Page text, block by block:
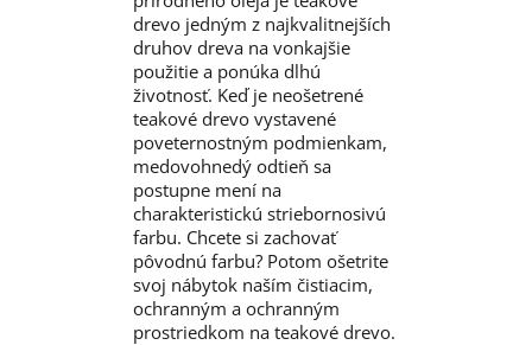
drevo jedným z najkvalitnejších
druhov dreva na vonkajšie
použitie a ponúka dlhú
životnosť. Keď je neošetrené
teakové drevo vystavené
poveternostným podmienkam,
medovohnedý odtieň sa
postupne mení na
charakteristickú striebornosivú
farbu. Chcete si zachovať
pôvodnú farbu? Potom ošetrite
svoj nábytok naším čistiacim,
ochranným a ochranným
prostriedkom na teakové drevo.